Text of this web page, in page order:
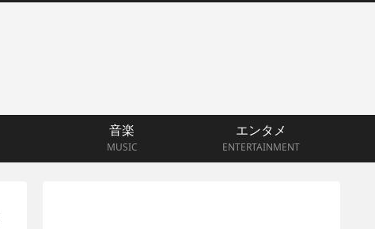
音楽
MUSIC
エンタメ
ENTERTAINMENT